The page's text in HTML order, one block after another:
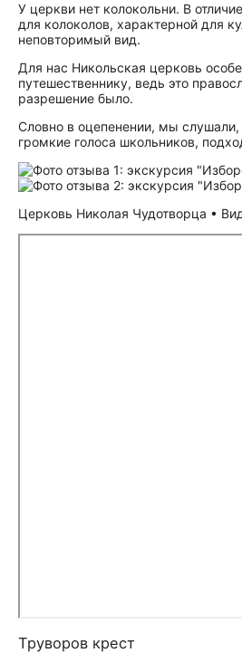
У церкви нет колокольни. В
для колоколов, характерной для
неповторимый вид.
Для нас Никольская церковь
путешественнику, ведь это
разрешение было.
Словно в оцепенении, мы слушали,
громкие голоса школьников,
Церковь Николая Чудотворца •
Труворов крест